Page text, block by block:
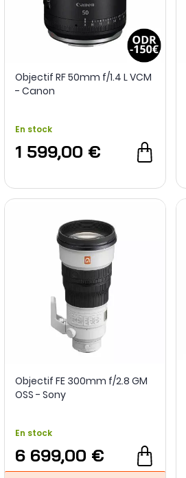
Objectif RF 50mm f/1.4 L VCM
- Canon
En stock
1 599,00 €
Objectif FE 300mm f/2.8 GM
OSS - Sony
En stock
6 699,00 €